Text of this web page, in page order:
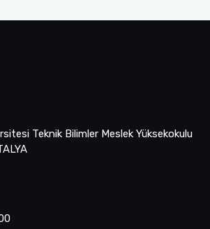
Teknik Bilimler Meslek Yüksekokulu